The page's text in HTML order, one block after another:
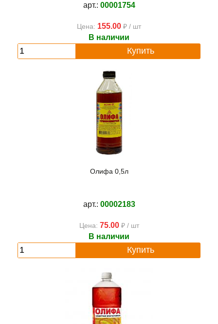
арт.: 00001754
Цена: 155.00 ₽ / шт
В наличии
Купить
Олифа 0,5л
арт.: 00002183
Цена: 75.00₽ / шт
В наличии
Купить